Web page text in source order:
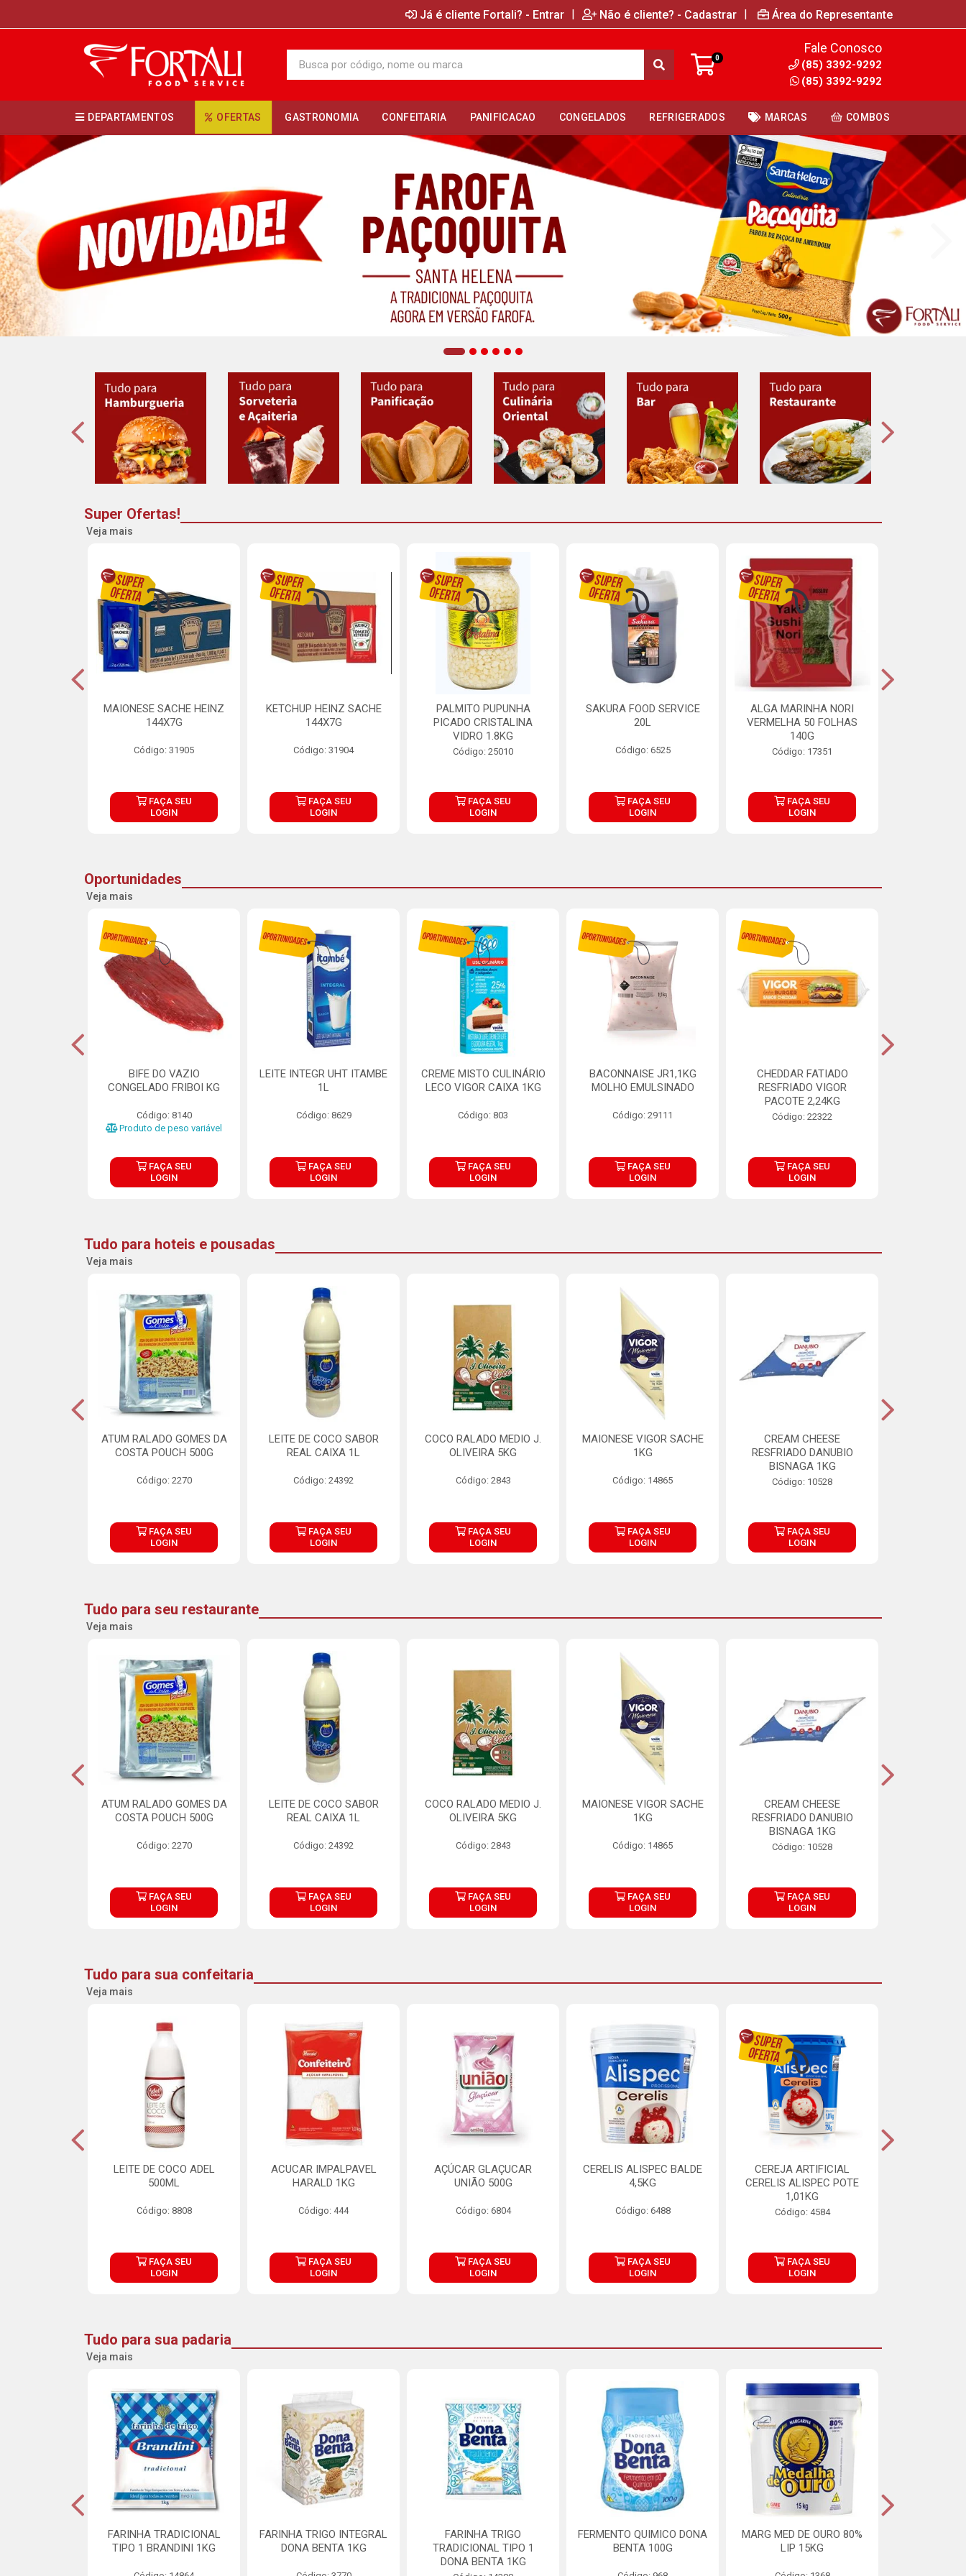
Já é cliente Fortali? - Entrar | Não é cliente? - Cadastrar | Área do Representante
0
Fale Conosco
(85) 3392-9292
(85) 3392-9292
DEPARTAMENTOS OFERTAS GASTRONOMIA CONFEITARIA PANIFICACAO CONGELADOS REFRIGERADOS MARCAS COMBOS
Super Ofertas!
Veja mais
MAIONESE SACHE HEINZ
144X7G
Código: 31905
FAÇA SEU
LOGIN
KETCHUP HEINZ SACHE
144X7G
Código: 31904
FAÇA SEU
LOGIN
PALMITO PUPUNHA
PICADO CRISTALINA
VIDRO 1.8KG
Código: 25010
FAÇA SEU
LOGIN
SAKURA FOOD SERVICE
20L
Código: 6525
FAÇA SEU
LOGIN
ALGA MARINHA NORI
VERMELHA 50 FOLHAS
140G
Código: 17351
FAÇA SEU
LOGIN
Oportunidades
Veja mais
BIFE DO VAZIO
CONGELADO FRIBOI KG
Código: 8140
Produto de peso variável
FAÇA SEU
LOGIN
LEITE INTEGR UHT ITAMBE
1L
Código: 8629
FAÇA SEU
LOGIN
CREME MISTO CULINÁRIO
LECO VIGOR CAIXA 1KG
Código: 803
FAÇA SEU
LOGIN
BACONNAISE JR1,1KG
MOLHO EMULSINADO
Código: 29111
FAÇA SEU
LOGIN
CHEDDAR FATIADO
RESFRIADO VIGOR
PACOTE 2,24KG
Código: 22322
FAÇA SEU
LOGIN
Tudo para hoteis e pousadas
Veja mais
ATUM RALADO GOMES DA
COSTA POUCH 500G
Código: 2270
FAÇA SEU
LOGIN
LEITE DE COCO SABOR
REAL CAIXA 1L
Código: 24392
FAÇA SEU
LOGIN
COCO RALADO MEDIO J.
OLIVEIRA 5KG
Código: 2843
FAÇA SEU
LOGIN
MAIONESE VIGOR SACHE
1KG
Código: 14865
FAÇA SEU
LOGIN
CREAM CHEESE
RESFRIADO DANUBIO
BISNAGA 1KG
Código: 10528
FAÇA SEU
LOGIN
Tudo para seu restaurante
Veja mais
ATUM RALADO GOMES DA
COSTA POUCH 500G
Código: 2270
FAÇA SEU
LOGIN
LEITE DE COCO SABOR
REAL CAIXA 1L
Código: 24392
FAÇA SEU
LOGIN
COCO RALADO MEDIO J.
OLIVEIRA 5KG
Código: 2843
FAÇA SEU
LOGIN
MAIONESE VIGOR SACHE
1KG
Código: 14865
FAÇA SEU
LOGIN
CREAM CHEESE
RESFRIADO DANUBIO
BISNAGA 1KG
Código: 10528
FAÇA SEU
LOGIN
Tudo para sua confeitaria
Veja mais
LEITE DE COCO ADEL
500ML
Código: 8808
FAÇA SEU
LOGIN
ACUCAR IMPALPAVEL
HARALD 1KG
Código: 444
FAÇA SEU
LOGIN
AÇÚCAR GLAÇUCAR
UNIÃO 500G
Código: 6804
FAÇA SEU
LOGIN
CERELIS ALISPEC BALDE
4,5KG
Código: 6488
FAÇA SEU
LOGIN
CEREJA ARTIFICIAL
CERELIS ALISPEC POTE
1,01KG
Código: 4584
FAÇA SEU
LOGIN
Tudo para sua padaria
Veja mais
FARINHA TRADICIONAL
TIPO 1 BRANDINI 1KG
FARINHA TRIGO INTEGRAL
DONA BENTA 1KG
FARINHA TRIGO
TRADICIONAL TIPO 1
DONA BENTA 1KG
FERMENTO QUIMICO DONA
BENTA 100G
MARG MED DE OURO 80%
LIP 15KG